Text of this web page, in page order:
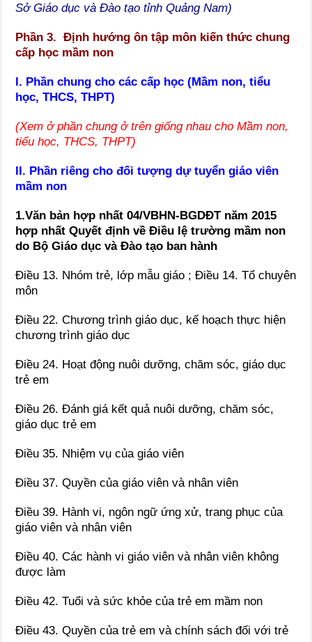
Sở Giáo dục và Đào tạo tỉnh Quảng Nam)
Phần 3. Định hướng ôn tập môn kiến thức chung
cấp học mầm non
I. Phần chung cho các cấp học (Mầm non, tiểu
học, THCS, THPT)
(Xem ở phần chung ở trên giống nhau cho Mầm non,
tiểu học, THCS, THPT)
II. Phần riêng cho đối tượng dự tuyển giáo viên
mầm non
1.Văn bản hợp nhất 04/VBHN-BGDĐT năm 2015
hợp nhất Quyết định về Điều lệ trường mầm non
do Bộ Giáo dục và Đào tạo ban hành
Điều 13. Nhóm trẻ, lớp mẫu giáo ;Điều 14. Tổ chuyên
môn
Điều 22. Chương trình giáo dục, kế hoạch thực hiện
chương trình giáo dục
Điều 24. Hoạt động nuôi dưỡng, chăm sóc, giáo dục
trẻ em
Điều 26. Đánh giá kết quả nuôi dưỡng, chăm sóc,
giáo dục trẻ em
Điều 35. Nhiệm vụ của giáo viên
Điều 37. Quyền của giáo viên và nhân viên
Điều 39. Hành vi, ngôn ngữ ứng xử, trang phục của
giáo viên và nhân viên
Điều 40. Các hành vi giáo viên và nhân viên không
được làm
Điều 42. Tuổi và sức khỏe của trẻ em mầm non
Điều 43. Quyền của trẻ em và chính sách đối với trẻ